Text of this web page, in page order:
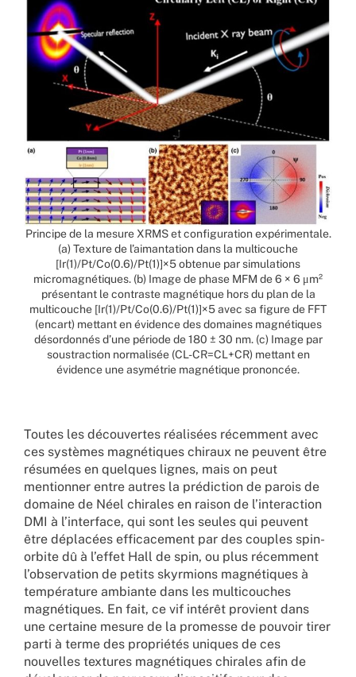
Principe de la mesure XRMS et configuration expérimentale.
(a) Texture de l’aimantation dans la multicouche
[Ir(1)/Pt/Co(0.6)/Pt(1)]×5 obtenue par simulations
micromagnétiques. (b) Image de phase MFM de 6 × 6 μm²
présentant le contraste magnétique hors du plan de la
multicouche [Ir(1)/Pt/Co(0.6)/Pt(1)]×5 avec sa figure de FFT
(encart) mettant en évidence des domaines magnétiques
désordonnés d’une période de 180 ± 30 nm. (c) Image par
soustraction normalisée (CL-CR=CL+CR) mettant en
évidence une asymétrie magnétique prononcée.
Toutes les découvertes réalisées récemment avec
ces systèmes magnétiques chiraux ne peuvent être
résumées en quelques lignes, mais on peut
mentionner entre autres la prédiction de parois de
domaine de Néel chirales en raison de l’interaction
DMI à l’interface, qui sont les seules qui peuvent
être déplacées efficacement par des couples spin-
orbite dû à l’effet Hall de spin, ou plus récemment
l’observation de petits skyrmions magnétiques à
température ambiante dans les multicouches
magnétiques. En fait, ce vif intérêt provient dans
une certaine mesure de la promesse de pouvoir tirer
parti à terme des propriétés uniques de ces
nouvelles textures magnétiques chirales afin de